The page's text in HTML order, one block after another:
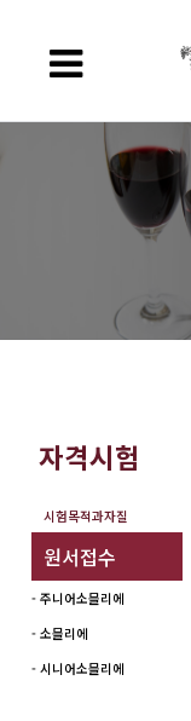
자격시험
시험목적과자질
원서접수
- 주니어소믈리에
- 소믈리에
- 시니어소믈리에